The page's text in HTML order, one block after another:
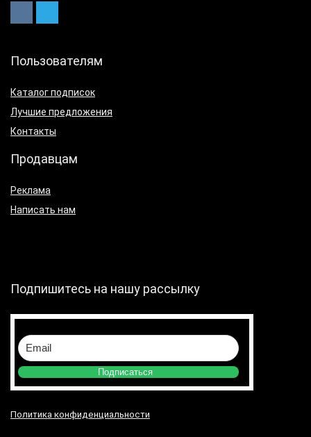
Пользователям
Каталог подписок
Лучшие предложения
Контакты
Продавцам
Реклама
Написать нам
Подпишитесь на нашу рассылку
Подписаться
Политика конфиденциальности